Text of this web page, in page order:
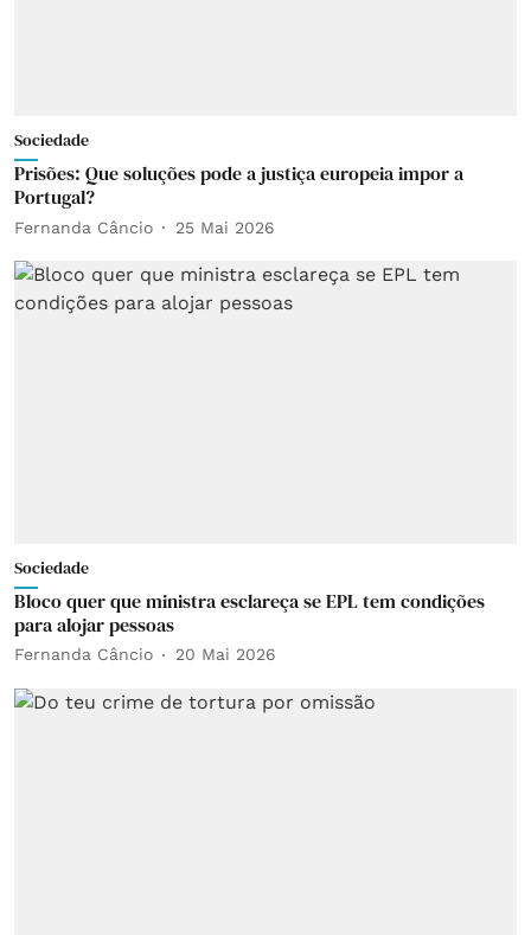
Sociedade
Prisões: Que soluções pode a justiça europeia impor a
Portugal?
Fernanda Câncio 25 Mai 2026
Sociedade
Bloco quer que ministra esclareça se EPL tem condições
para alojar pessoas
Fernanda Câncio 20 Mai 2026